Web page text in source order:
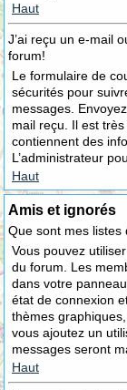
Haut
J’ai reçu un e-mail
forum!
Le formulaire de
sécurités pour
messages.
mail reçu. Il est
contiennent des
L’administrateur
Haut
Amis et ignorés
Que sont mes listes
Vous pouvez
du forum. Les
dans votre
état de connexion
thèmes
vous ajoutez un
messages seront
Haut